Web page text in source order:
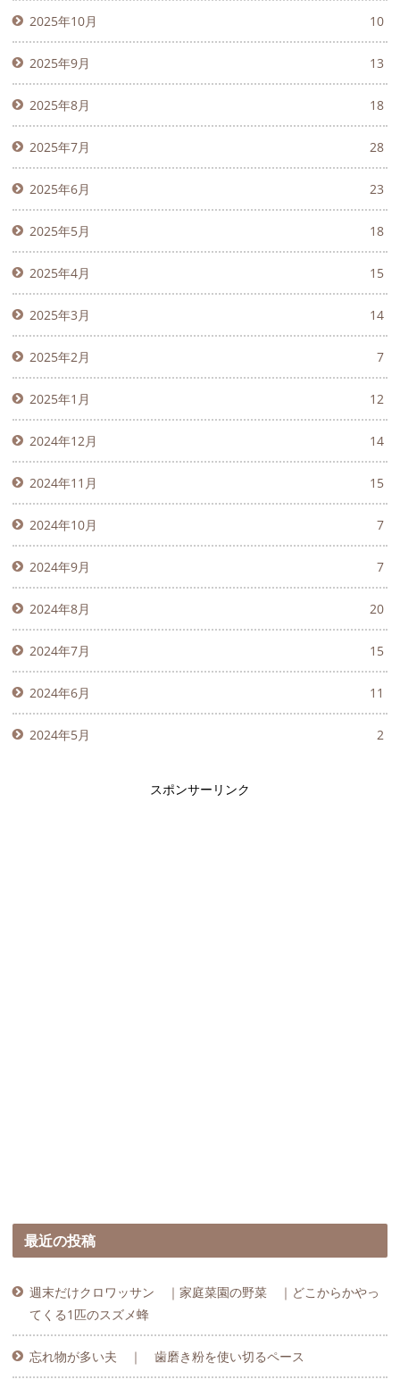
2025年10月 10
2025年9月 13
2025年8月 18
2025年7月 28
2025年6月 23
2025年5月 18
2025年4月 15
2025年3月 14
2025年2月 7
2025年1月 12
2024年12月 14
2024年11月 15
2024年10月 7
2024年9月 7
2024年8月 20
2024年7月 15
2024年6月 11
2024年5月 2
スポンサーリンク
最近の投稿
週末だけクロワッサン ｜家庭菜園の野菜 ｜どこからかやっ
てくる1匹のスズメ蜂
忘れ物が多い夫 ｜ 歯磨き粉を使い切るペース